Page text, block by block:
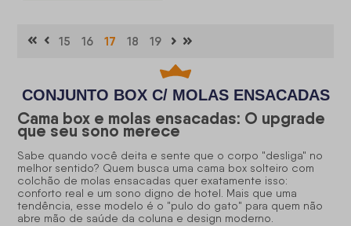
15 16 17 18 19
CONJUNTO BOX C/ MOLAS ENSACADAS
Cama box e molas ensacadas: O upgrade
que seu sono merece
Sabe quando você deita e sente que o corpo "desliga" no
melhor sentido? Quem busca uma cama box solteiro com
colchão de molas ensacadas quer exatamente isso:
conforto real e um sono digno de hotel. Mais que uma
tendência, esse modelo é o "pulo do gato" para quem não
abre mão de saúde da coluna e design moderno.